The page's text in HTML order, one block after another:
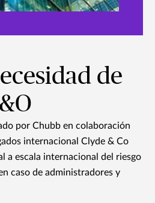
de
por Chubb en colaboración
internacional Clyde & Co
a escala internacional del riesgo
caso de administradores y